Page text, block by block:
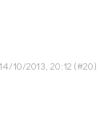
14/10/2013, 20:12